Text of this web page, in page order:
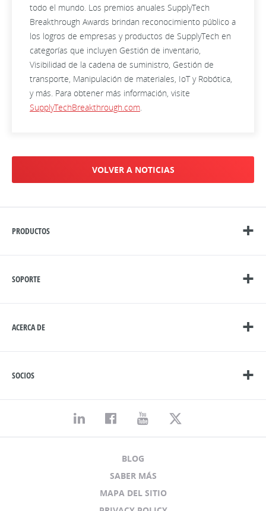
todo el mundo. Los premios anuales SupplyTech
Breakthrough Awards brindan reconocimiento público a
los logros de empresas y productos de SupplyTech en
categorías que incluyen Gestión de inventario,
Visibilidad de la cadena de suministro, Gestión de
transporte, Manipulación de materiales, IoT y Robótica,
y más. Para obtener más información, visite
SupplyTechBreakthrough.com.
VOLVER A NOTICIAS
PRODUCTOS
SOPORTE
ACERCA DE
SOCIOS
BLOG
SABER MÁS
MAPA DEL SITIO